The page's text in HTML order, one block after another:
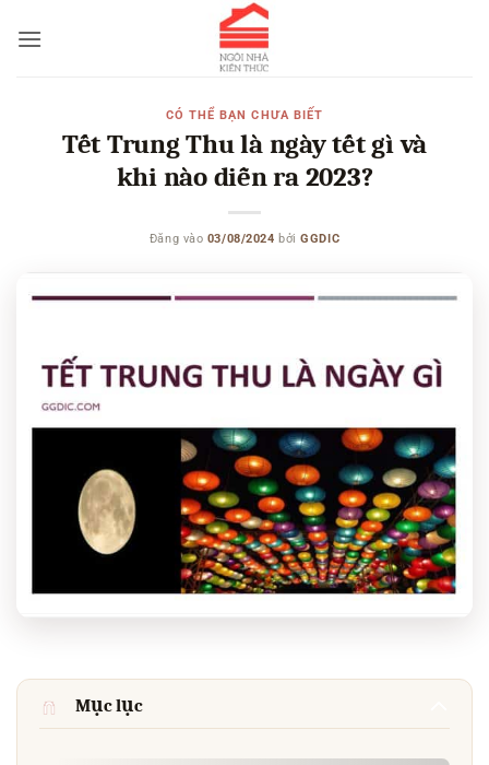
qua
CÓ THỂ BẠN CHƯA BIẾT
Tết Trung Thu là ngày tết gì và
khi nào diễn ra 2023?
Đăng vào 03/08/2024 bởiGGDIC
Mục lục